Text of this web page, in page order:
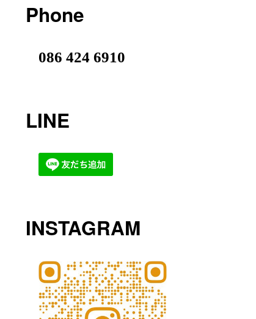
Phone
086 424 6910
LINE
INSTAGRAM